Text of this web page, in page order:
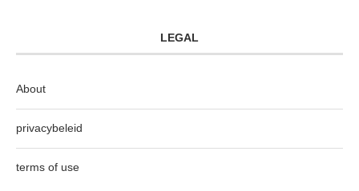
LEGAL
About
privacybeleid
terms of use